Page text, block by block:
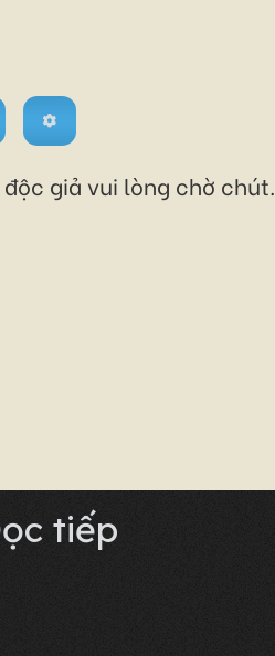
giả vui lòng chờ chút.
tiếp